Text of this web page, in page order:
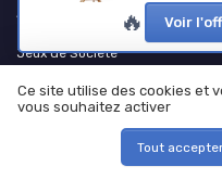
🔥 Voir
Shopping
Jeux de Société
Jeux de Dés
Jeux d'Adresse et de Sport
Jeux de Figurines et Wargames
Ce site utilise des cookies et
vous souhaitez activer
Tout